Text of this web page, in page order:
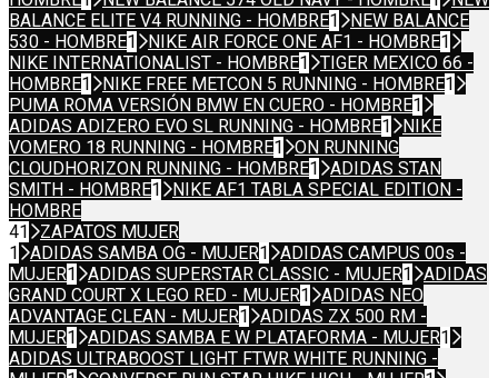
BALANCE ELITE V4 RUNNING - HOMBRE1
NEW BALANCE
530 - HOMBRE1 NIKE AIR FORCE ONE AF1 - HOMBRE1
NIKE INTERNATIONALIST - HOMBRE1
TIGER MEXICO 66 -
HOMBRE1 NIKE FREE METCON 5 RUNNING - HOMBRE1
PUMA ROMA VERSIÓN BMW EN CUERO - HOMBRE1
ADIDAS ADIZERO EVO SL RUNNING - HOMBRE1
NIKE
VOMERO 18 RUNNING - HOMBRE1
ON RUNNING
CLOUDHORIZON RUNNING - HOMBRE1
ADIDAS STAN
SMITH - HOMBRE1
NIKE AF1 TABLA SPECIAL EDITION -
HOMBRE
41
ZAPATOS MUJER
1
ADIDAS SAMBA OG - MUJER1
ADIDAS CAMPUS 00s -
MUJER1 ADIDAS SUPERSTAR CLASSIC - MUJER1
ADIDAS
GRAND COURT X LEGO RED - MUJER1
ADIDAS NEO
ADVANTAGE CLEAN - MUJER1
ADIDAS ZX 500 RM -
MUJER1 ADIDAS SAMBA E W PLATAFORMA - MUJER1
ADIDAS ULTRABOOST LIGHT FTWR WHITE RUNNING -